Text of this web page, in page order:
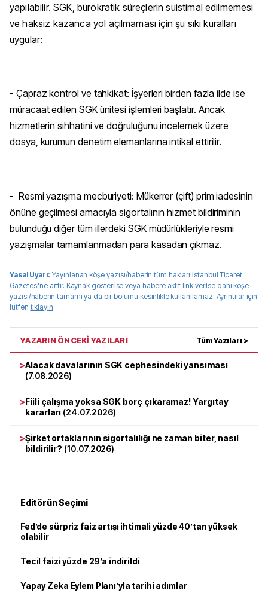
yapılabilir. SGK, bürokratik süreçlerin suistimal edilmemesi
ve haksız kazanca yol açılmaması için şu sıkı kuralları
uygular:
- Çapraz kontrol ve tahkikat: İşyerleri birden fazla ilde ise
müracaat edilen SGK ünitesi işlemleri başlatır. Ancak
hizmetlerin sıhhatini ve doğruluğunu incelemek üzere
dosya, kurumun denetim elemanlarına intikal ettirilir.
- Resmi yazışma mecburiyeti: Mükerrer (çift) prim iadesinin
önüne geçilmesi amacıyla sigortalının hizmet bildiriminin
bulunduğu diğer tüm illerdeki SGK müdürlükleriyle resmi
yazışmalar tamamlanmadan para kasadan çıkmaz.
Yasal Uyarı: Yayınlanan köşe yazısı/haberin tüm haklarıİstanbul Ticaret
Gazetesi'ne aittir. Kaynak gösterilse veya habere aktif link verilse dahi köşe
yazısı/haberin tamamı ya da bir bölümü kesinlikle kullanılamaz. Ayrıntılar için
lütfen tıklayın.
YAZARIN ÖNCEKİ YAZILARI Tüm Yazıları >
>Alacak davalarının SGK cephesindeki yansıması
(7.08.2026)
>Fiili çalışma yoksa SGK borç çıkaramaz! Yargıtay
kararları (24.07.2026)
>Şirket ortaklarının sigortalılığı ne zaman biter, nasıl
bildirilir? (10.07.2026)
Editörün Seçimi
Fed’de sürpriz faiz artışı ihtimali yüzde 40’tan yüksek
olabilir
Tecil faizi yüzde 29’a indirildi
Yapay Zeka Eylem Planı’yla tarihi adımlar